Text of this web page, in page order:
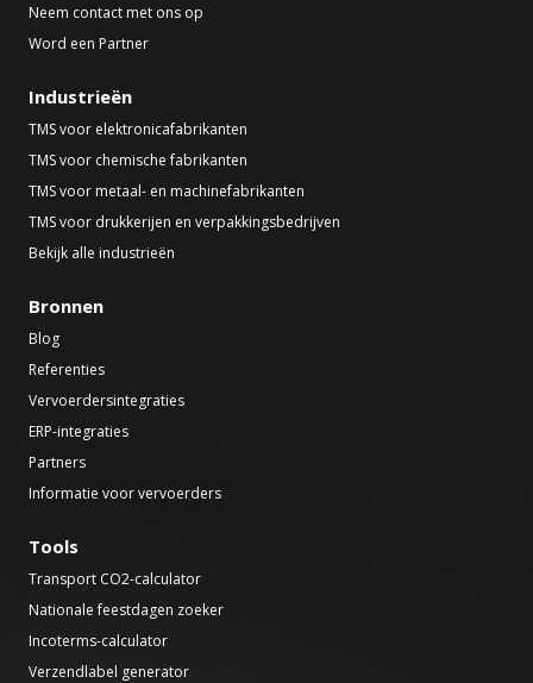
Neem contact met ons op
Word een Partner
Industrieën
TMS voor elektronicafabrikanten
TMS voor chemische fabrikanten
TMS voor metaal- en machinefabrikanten
TMS voor drukkerijen en verpakkingsbedrijven
Bekijk alle industrieën
Bronnen
Blog
Referenties
Vervoerdersintegraties
ERP-integraties
Partners
Informatie voor vervoerders
Tools
Transport CO2-calculator
Nationale feestdagen zoeker
Incoterms-calculator
Verzendlabel generator